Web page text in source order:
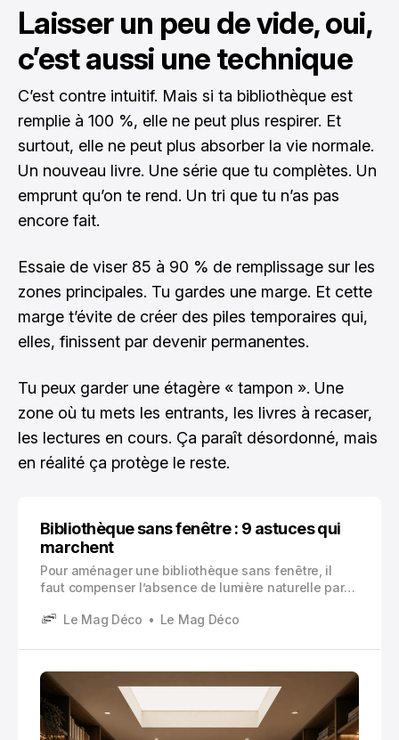
Laisser un peu de vide, oui,
c’est aussi une technique
C’est contre intuitif. Mais si ta bibliothèque est
remplie à 100 %, elle ne peut plus respirer. Et
surtout, elle ne peut plus absorber la vie normale.
Un nouveau livre. Une série que tu complètes. Un
emprunt qu’on te rend. Un tri que tu n’as pas
encore fait.
Essaie de viser 85 à 90 % de remplissage sur les
zones principales. Tu gardes une marge. Et cette
marge t’évite de créer des piles temporaires qui,
elles, finissent par devenir permanentes.
Tu peux garder une étagère « tampon ». Une
zone où tu mets les entrants, les livres à recaser,
les lectures en cours. Ça paraît désordonné, mais
en réalité ça protège le reste.
Bibliothèque sans fenêtre : 9 astuces qui
marchent
Pour aménager une bibliothèque sans fenêtre, il
faut compenser l’absence de lumière naturelle par
et uniforme, un éclairage fonctionnel pour la lecture,
étagères.
Le Mag Déco Le Mag Déco